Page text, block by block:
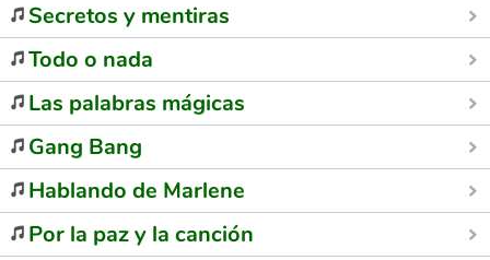
Secretos y mentiras
Todo o nada
Las palabras mágicas
Gang Bang
Hablando de Marlene
Por la paz y la canción